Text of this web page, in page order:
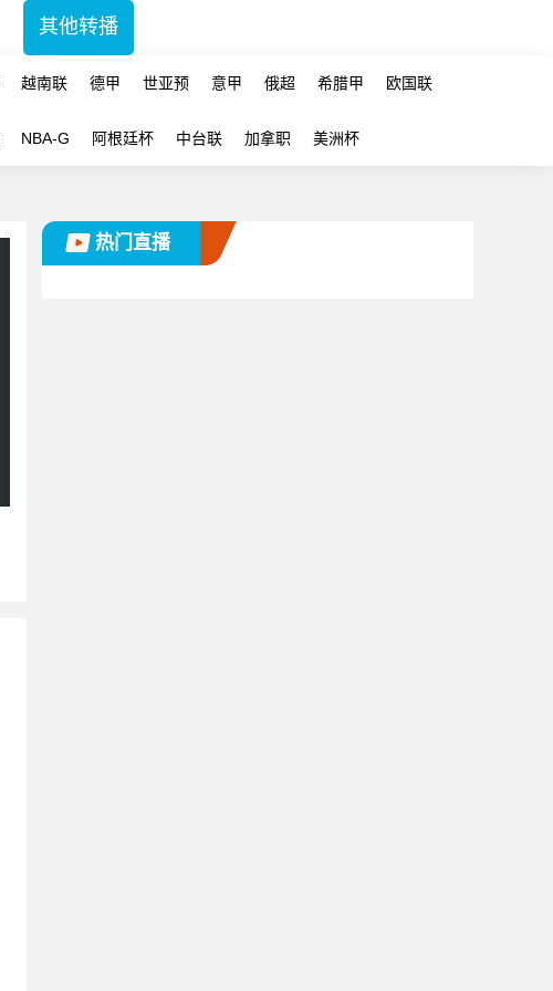
其他转播
越南联 德甲 世亚预 意甲 俄超 希腊甲 欧国联
NBA-G 阿根廷杯 中台联 加拿职 美洲杯
热门直播